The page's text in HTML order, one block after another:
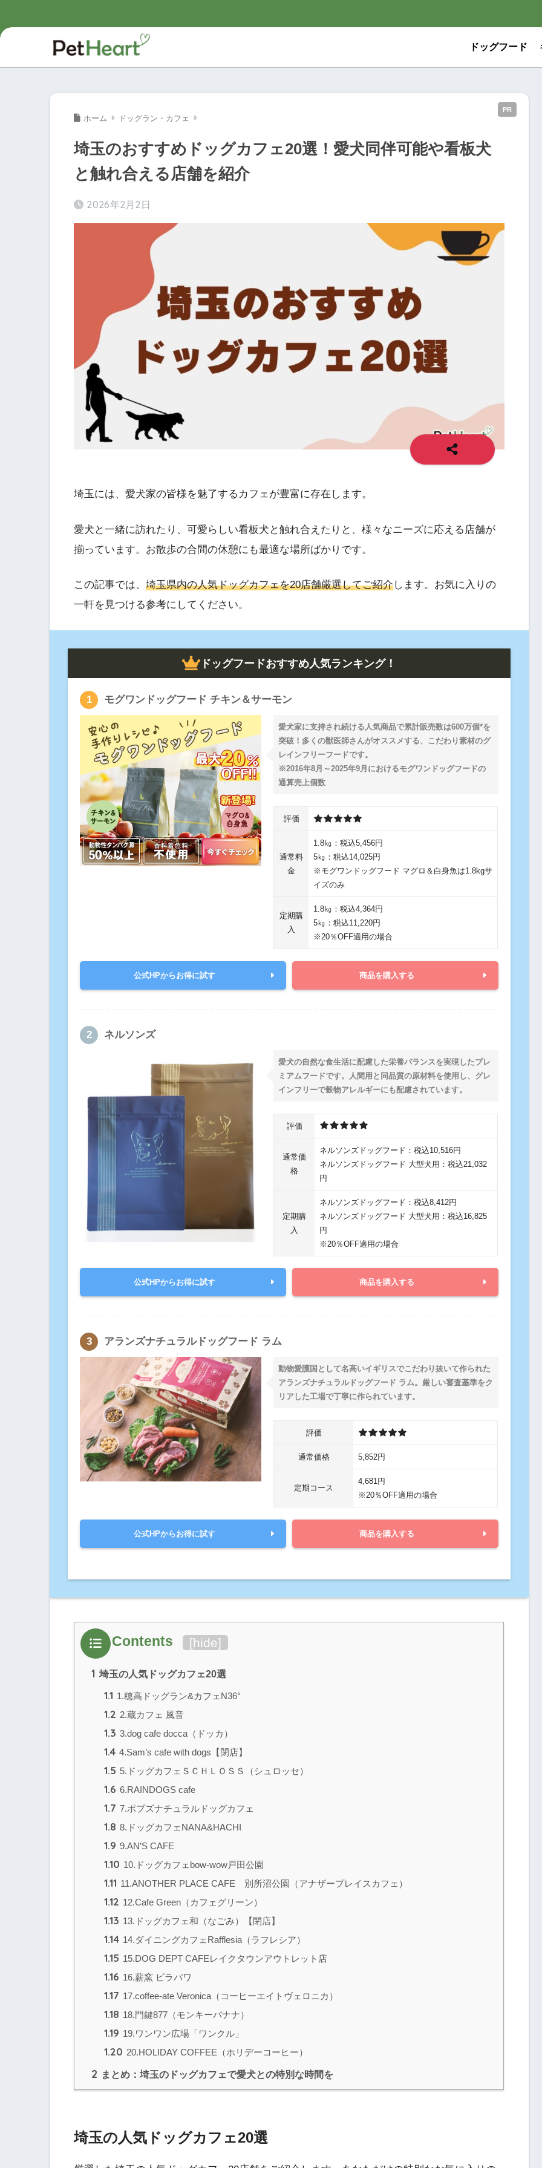
ドッグフード
PR
ホーム ドッグラン・カフェ
埼玉のおすすめドッグカフェ20選！愛犬同伴可能や看板犬
と触れ合える店舗を紹介
2026年2月2日
埼玉には、愛犬家の皆様を魅了するカフェが豊富に存在します。
愛犬と一緒に訪れたり、可愛らしい看板犬と触れ合えたりと、様々なニーズに応える店舗が
揃っています。お散歩の合間の休憩にも最適な場所ばかりです。
この記事では、 埼玉県内の人気ドッグカフェを20店舗厳選してご紹介します。お気に入りの
一軒を見つける参考にしてください。
ドッグフードおすすめ人気ランキング！
モグワンドッグフード チキン＆サーモン
愛犬家に支持され続ける人気商品で累計販売数は600万個*を
突破！多くの獣医師さんがオススメする、こだわり素材のグ
レインフリーフードです。
※2016年8月～2025年9月におけるモグワンドッグフードの
通算売上個数
評価
通常料
金
1.8㎏：税込5,456円
5㎏：税込14,025円
※モグワンドッグフード マグロ＆白身魚は1.8kgサ
イズのみ
定期購
入
1.8㎏：税込4,364円
5㎏：税込11,220円
※20％OFF適用の場合
公式HPからお得に試す 商品を購入する
ネルソンズ
愛犬の自然な食生活に配慮した栄養バランスを実現したプレ
ミアムフードです。人間用と同品質の原材料を使用し、グレ
インフリーで穀物アレルギーにも配慮されています。
評価
通常価
格
ネルソンズドッグフード：税込10,516円
ネルソンズドッグフード 大型犬用：税込21,032
円
定期購
入
ネルソンズドッグフード：税込8,412円
ネルソンズドッグフード 大型犬用：税込16,825
円
※20％OFF適用の場合
公式HPからお得に試す 商品を購入する
アランズナチュラルドッグフード ラム
動物愛護国として名高いイギリスでこだわり抜いて作られた
アランズナチュラルドッグフード ラム。厳しい審査基準をク
リアした工場で丁寧に作られています。
評価
通常価格 5,852円
定期コース
4,681円
※20％OFF適用の場合
公式HPからお得に試す 商品を購入する
Contents [hide]
1 埼玉の人気ドッグカフェ20選
1.1 1.穂高ドッグラン&カフェN36°
1.2 2.蔵カフェ 風音
1.3 3.dog cafe docca（ドッカ）
1.4 4.Sam’s cafe with dogs【閉店】
1.5 5.ドッグカフェＳＣＨＬＯＳＳ（シュロッセ）
1.6 6.RAINDOGS cafe
1.7 7.ポプズナチュラルドッグカフェ
1.8 8.ドッグカフェNANA&HACHI
1.9 9.AN’S CAFE
1.10 10.ドッグカフェbow-wow戸田公園
1.11 11.ANOTHER PLACE CAFE 別所沼公園（アナザープレイスカフェ）
1.12 12.Cafe Green（カフェグリーン）
1.13 13.ドッグカフェ和（なごみ）【閉店】
1.14 14.ダイニングカフェRafflesia（ラフレシア）
1.15 15.DOG DEPT CAFEレイクタウンアウトレット店
1.16 16.薪窯 ビラパワ
1.17 17.coffee-ate Veronica（コーヒーエイトヴェロニカ）
1.18 18.門鍵877（モンキーバナナ）
1.19 19.ワンワン広場「ワンクル」
1.20 20.HOLIDAY COFFEE（ホリデーコーヒー）
2 まとめ：埼玉のドッグカフェで愛犬との特別な時間を
埼玉の人気ドッグカフェ20選